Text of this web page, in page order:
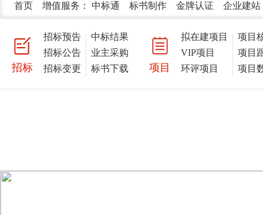
首页 增值服务： 中标通 标书制作 金牌认证 企业建站
招标
招标预告
招标公告
招标变更
中标结果
业主采购
标书下载
项目
拟在建项目
VIP项目
环评项目
项目
项目
项目